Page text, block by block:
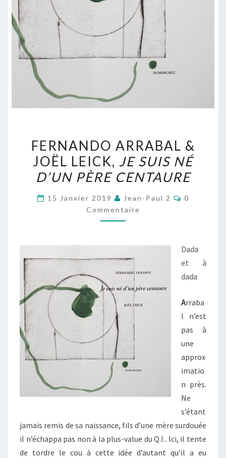
ARRABAL
JOËL
JE
D’UN
PÈRE
CENTAURE
FERNANDO ARRABAL &
JOËL LEICK, JE SUIS NÉ
D’UN PÈRE CENTAURE
15 Janvier 2019 Jean-Paul 2
0
Commentaire
Dada
et à
dada
Arraba
l n’est
pas à
une
approx
imatio
n près.
Ne
s’étant
jamais remis de sa naissance, fils d’une mère surdouée
il n’échappa pas non à la plus-value du Q.I.. Ici, il tente
de tordre le cou à cette idée d’autant qu’il a eu